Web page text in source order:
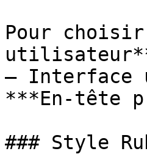
Pour
–
***En-tête
### Style